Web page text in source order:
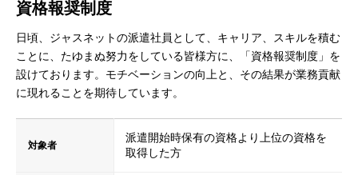
資格報奨制度
日頃、ジャスネットの派遣社員として、キャリア、スキルを積む
ことに、たゆまぬ努力をしている皆様方に、「資格報奨制度」を
設けております。モチベーションの向上と、その結果が業務貢献
に現れることを期待しています。
対象者
派遣開始時保有の資格より上位の資格を
取得した方